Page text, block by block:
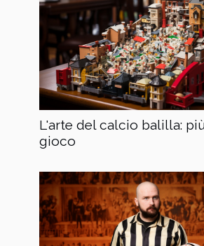
L'arte del calcio balilla:
gioco